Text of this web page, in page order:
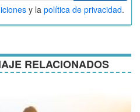
y la política de privacidad.
RELACIONADOS